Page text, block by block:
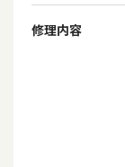
修理内容